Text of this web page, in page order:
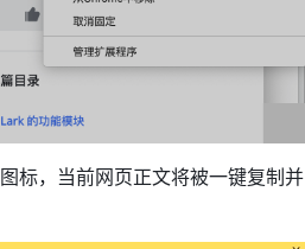
图标，当前网页正文将被一键复制并